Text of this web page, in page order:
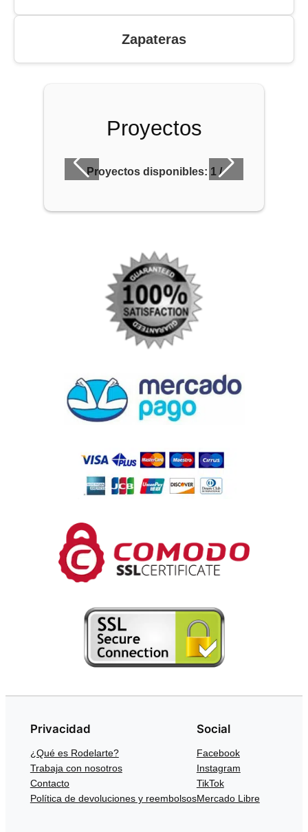
Zapateras
Proyectos
Proyectos disponibles: 1/
Privacidad
¿Qué es Rodelarte?
Trabaja con nosotros
Contacto
Política de devoluciones y reembolsos
Social
Facebook
Instagram
TikTok
Mercado Libre